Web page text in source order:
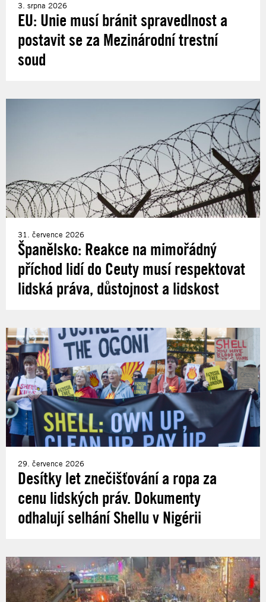
3. srpna 2026
EU: Unie musí bránit spravedlnost a
postavit se za Mezinárodní trestní
soud
31. července 2026
Španělsko: Reakce na mimořádný
příchod lidí do Ceuty musí respektovat
lidská práva, důstojnost a lidskost
29. července 2026
Desítky let znečišťování a ropa za
cenu lidských práv. Dokumenty
odhalují selhání Shellu v Nigérii